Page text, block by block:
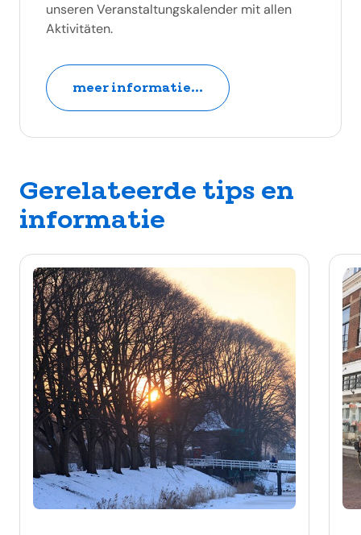
unseren Veranstaltungskalender mit allen
Aktivitäten.
meer informatie...
Gerelateerde tips en
informatie